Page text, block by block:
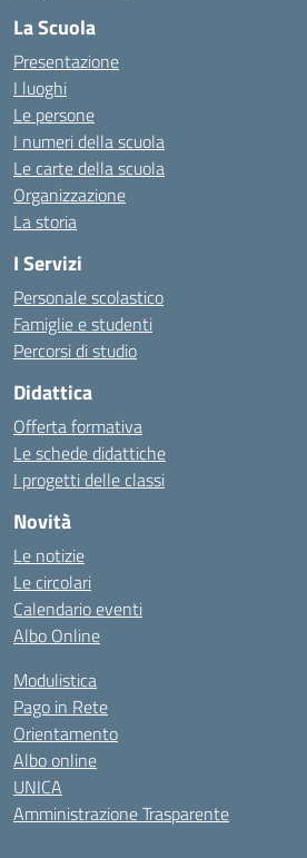
La Scuola
Presentazione
I luoghi
Le persone
I numeri della scuola
Le carte della scuola
Organizzazione
La storia
I Servizi
Personale scolastico
Famiglie e studenti
Percorsi di studio
Didattica
Offerta formativa
Le schede didattiche
I progetti delle classi
Novità
Le notizie
Le circolari
Calendario eventi
Albo Online
Modulistica
Pago in Rete
Orientamento
Albo online
UNICA
Amministrazione Trasparente